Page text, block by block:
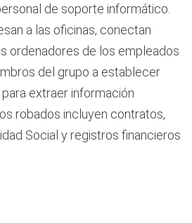
de soporte informático.
a las oficinas, conectan
ordenadores de los empleados
del grupo a establecer
extraer información
robados incluyen contratos,
Social y registros financieros